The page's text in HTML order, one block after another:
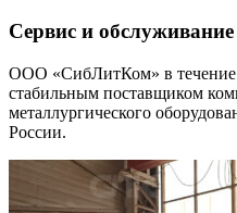
Сервис и обслуживание
ООО «СибЛитКом» в течение
стабильным поставщиком
металлургического
России.